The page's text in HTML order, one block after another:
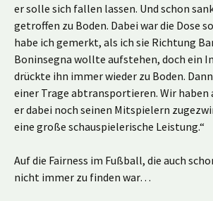
er solle sich fallen lassen. Und schon
getroffen zu Boden. Dabei war die Dose
habe ich gemerkt, als ich sie Richtung
Boninsegna wollte aufstehen, doch ein
drückte ihn immer wieder zu Boden.
einer Trage abtransportieren. Wir haben
er dabei noch seinen Mitspielern
eine große schauspielerische Leistung.“
Auf die Fairness im Fußball, die auch
nicht immer zu finden war…